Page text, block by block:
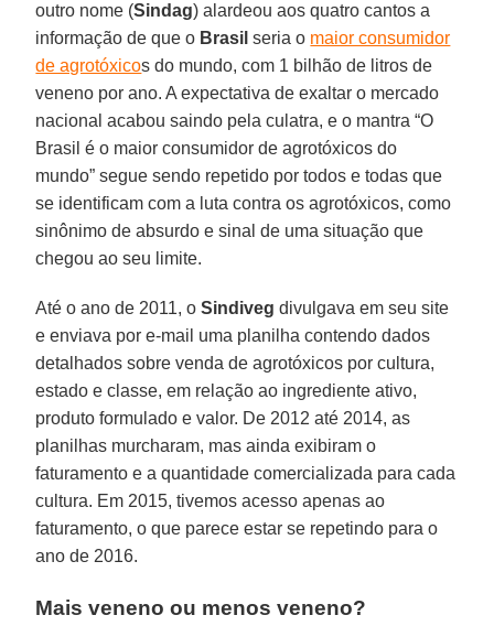
outro nome (Sindag) alardeou aos quatro cantos a
informação de que o Brasil seria o maior consumidor
de agrotóxicos do mundo, com 1 bilhão de litros de
veneno por ano. A expectativa de exaltar o mercado
nacional acabou saindo pela culatra, e o mantra “O
Brasil é o maior consumidor de agrotóxicos do
mundo” segue sendo repetido por todos e todas que
se identificam com a luta contra os agrotóxicos, como
sinônimo de absurdo e sinal de uma situação que
chegou ao seu limite.
Até o ano de 2011, oSindiveg divulgava em seu site
e enviava por e-mail uma planilha contendo dados
detalhados sobre venda de agrotóxicos por cultura,
estado e classe, em relação ao ingrediente ativo,
produto formulado e valor. De 2012 até 2014, as
planilhas murcharam, mas ainda exibiram o
faturamento e a quantidade comercializada para cada
cultura. Em 2015, tivemos acesso apenas ao
faturamento, o que parece estar se repetindo para o
ano de 2016.
Mais veneno ou menos veneno?